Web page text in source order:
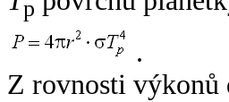
p
.
Z rovnosti výkonů